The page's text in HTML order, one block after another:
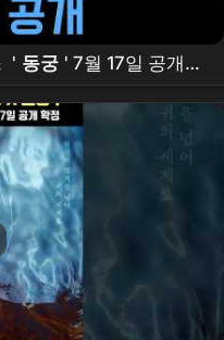
' 동궁 ' 7월 17일 공개 –
귀신의 세계로